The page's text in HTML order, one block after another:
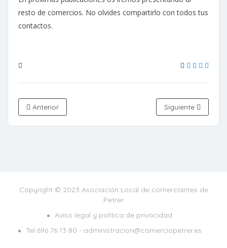
resto de comercios. No olvides compartirlo con todos tus
contactos.
Anterior Siguiente
Copyright © 2023 Asociación Local de comerciantes de
Petrer
Aviso legal y política de privacidad
Tel 696 76 13 80 - administracion@comerciopetrer.es